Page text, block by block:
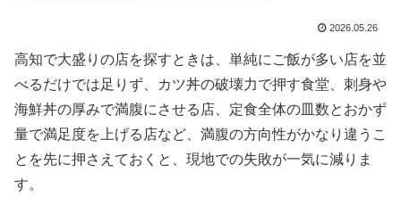
2026.05.26
高知で大盛りの店を探すときは、単純にご飯が多い店を並
べるだけでは足りず、カツ丼の破壊力で押す食堂、刺身や
海鮮丼の厚みで満腹にさせる店、定食全体の皿数とおかず
量で満足度を上げる店など、満腹の方向性がかなり違うこ
とを先に押さえておくと、現地での失敗が一気に減りま
す。